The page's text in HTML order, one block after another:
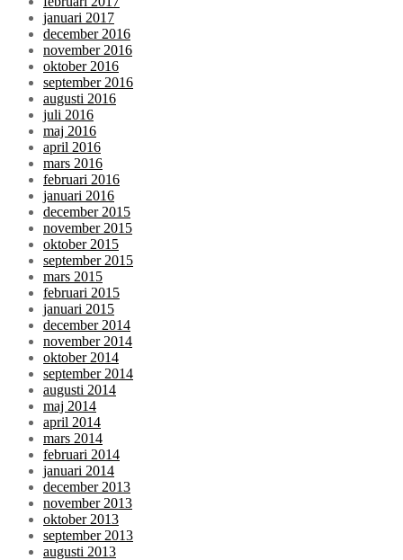
januari 2017
december 2016
november 2016
oktober 2016
september 2016
augusti 2016
juli 2016
maj 2016
april 2016
mars 2016
februari 2016
januari 2016
december 2015
november 2015
oktober 2015
september 2015
mars 2015
februari 2015
januari 2015
december 2014
november 2014
oktober 2014
september 2014
augusti 2014
maj 2014
april 2014
mars 2014
februari 2014
januari 2014
december 2013
november 2013
oktober 2013
september 2013
augusti 2013